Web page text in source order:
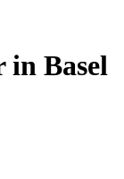
Basel